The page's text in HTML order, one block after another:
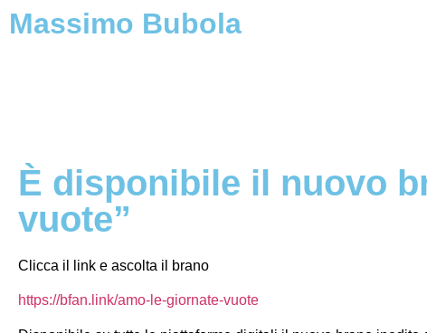
Massimo Bubola
È disponibile il nuovo
vuote”
Clicca il link e ascolta il brano
https://bfan.link/amo-le-giornate-vuote